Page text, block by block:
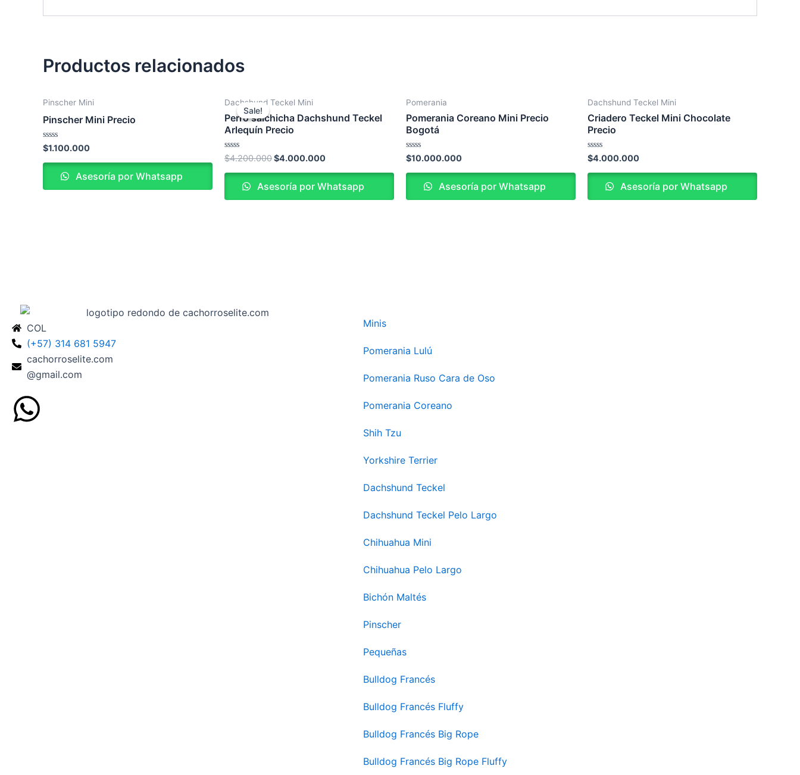
Productos relacionados
Pinscher Mini
Pinscher Mini Precio
Valorado
en
0
$1.100.000
Asesoría por Whatsapp
Sale!
Sale!
Dachshund Teckel Mini
Perro salchicha Dachshund Teckel
Arlequín Precio
Valorado
en
0
$4.200.000
price
was:
$4.200.000.
$4.000.000
is:
Asesoría por Whatsapp
Pomerania
Pomerania Coreano Mini Precio
Bogotá
Valorado
en
0
$10.000.000
Asesoría por Whatsapp
Dachshund Teckel Mini
Criadero Teckel Mini Chocolate
Precio
Valorado
en
0
$4.000.000
Asesoría por Whatsapp
COL
(+57) 314 681 5947
cachorroselite.com
@gmail.com
W
Minis
Pomerania Lulú
Pomerania Ruso Cara de Oso
Pomerania Coreano
Shih Tzu
Yorkshire Terrier
Dachshund Teckel
Dachshund Teckel Pelo Largo
Chihuahua Mini
Chihuahua Pelo Largo
Bichón Maltés
Pinscher
Pequeñas
Bulldog Francés
Bulldog Francés Fluffy
Bulldog Francés Big Rope
Bulldog Francés Big Rope Fluffy